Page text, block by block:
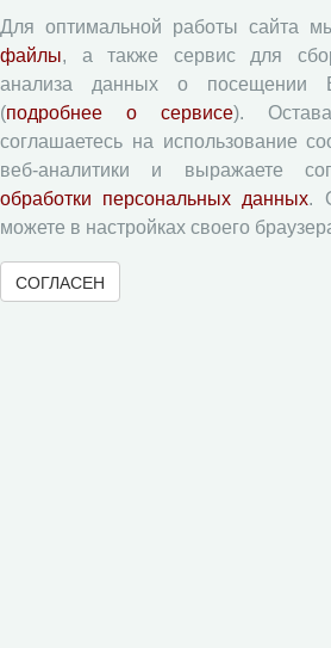
Рецензентам
Памятка рецензенту
Форма рецензии
Журналы ВолНЦ РАН
Для оптимальной работы сайта
файлы, а также сервис для
анализа данных о посещении
(подробнее о сервисе).
соглашаетесь на использование
веб-аналитики и выражаете
обработки персональных данных.
можете в настройках своего
СОГЛАСЕН